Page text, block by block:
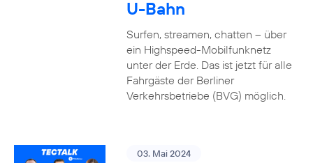
U-Bahn
Surfen, streamen, chatten – über
ein Highspeed-Mobilfunknetz
unter der Erde. Das ist jetzt für alle
Fahrgäste der Berliner
Verkehrsbetriebe (BVG) möglich.
03. Mai 2024